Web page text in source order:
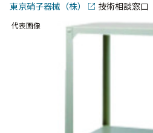
東京硝子器械（株） 技術相談窓口
代表画像